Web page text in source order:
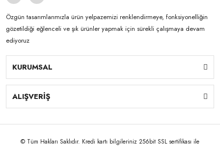
Özgün tasarımlarımızla ürün yelpazemizi renklendirmeye, fonksiyonelliğin
gözetildiği eğlenceli ve şık ürünler yapmak için sürekli çalışmaya devam
ediyoruz
KURUMSAL
ALIŞVERİŞ
© Tüm Hakları Saklıdır. Kredi kartı bilgileriniz 256bit SSL sertifikası ile